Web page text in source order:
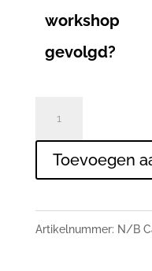
workshop
gevolgd?
workshop
doosjes
voor
Toevoegen
Artikelnummer: N/B